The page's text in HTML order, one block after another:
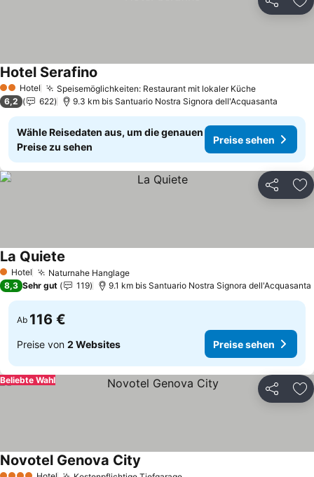
Teilen
2 Sterne
Hotel Speisemöglichkeiten: Restaurant mit lokaler KüchePreise
Hotel Serafino
6,2 622 9.3 km bis Santuario Nostra Signora dell'Acquasanta
Wähle Reisedaten aus, um die genauen
Preise zu sehen
Preise sehen
Teilen
1 Sterne
Hotel Naturnahe HanglagePreise sehen
La Quiete
8,3 Sehr gut 119 9.1 km bis Santuario Nostra Signora dell'Acquasanta
Ab 116 €
Preise von 2 Websites Preise sehen
Teilen
Beliebte Wahl
Novotel Genova City